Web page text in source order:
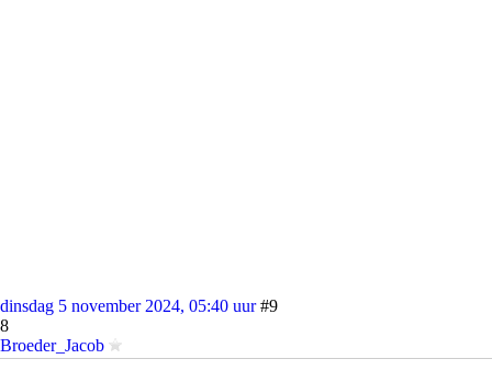
dinsdag 5 november 2024, 05:40 uur #9
8
Broeder_Jacob
el nenio